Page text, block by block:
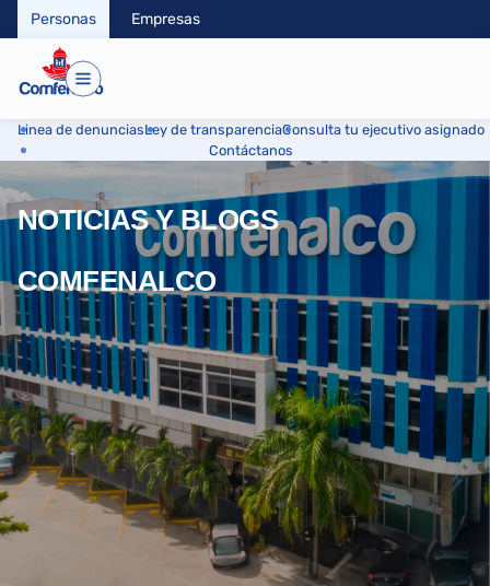
Personas Empresas
Linea de denunciasLey de transparenciaConsulta tu ejecutivo asignado
Contáctanos
NOTICIAS Y BLOGS
COMFENALCO